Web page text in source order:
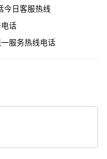
今日客服热线
话
服务热线电话